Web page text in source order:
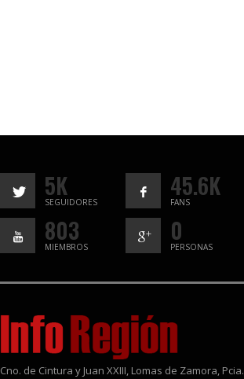
5K
SEGUIDORES
45.6K
FANS
803
MIEMBROS
0
PERSONAS
Cno. de Cintura y Juan XXIII, Lomas de Zamora, Pcia.